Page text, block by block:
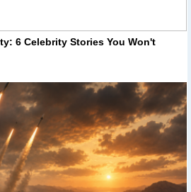
6 Celebrity Stories You Won't